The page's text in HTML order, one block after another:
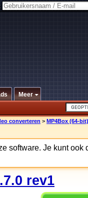
Meer
converteren > MP4Box (64-
software. Je kunt ook
rev1